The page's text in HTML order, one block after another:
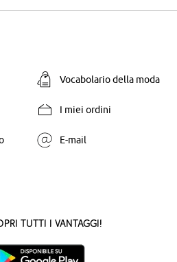
Vocabolario della moda
I miei ordini
E-mail
tutti i vantaggi!